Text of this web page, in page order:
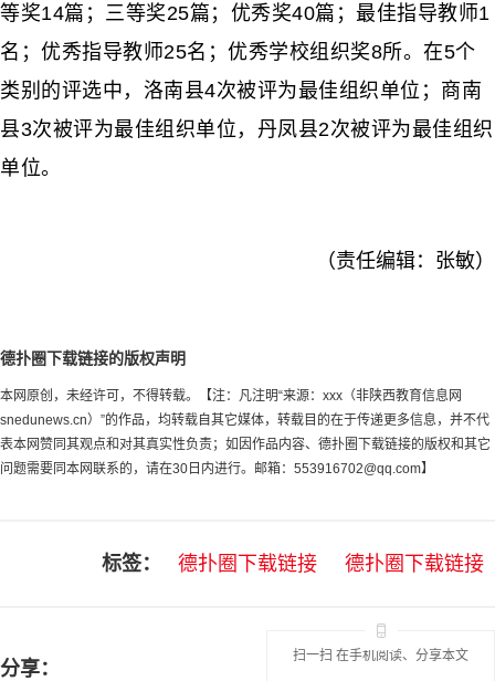
等奖14篇；三等奖25篇；优秀奖40篇；最佳指导教师1
名；优秀指导教师25名；优秀学校组织奖8所。在5个
类别的评选中，洛南县4次被评为最佳组织单位；商南
县3次被评为最佳组织单位，丹凤县2次被评为最佳组织
单位。
（责任编辑：张敏）
德扑圈下载链接的版权声明
本网原创，未经许可，不得转载。【注：凡注明“来源：xxx（非陕西教育信息网
snedunews.cn）”的作品，均转载自其它媒体，转载目的在于传递更多信息，并不代
表本网赞同其观点和对其真实性负责；如因作品内容、德扑圈下载链接的版权和其它
问题需要同本网联系的，请在30日内进行。邮箱： 553916702@qq.com】
标签： 德扑圈下载链接 德扑圈下载链接
分享：
扫一扫 在手机阅读、分享本文